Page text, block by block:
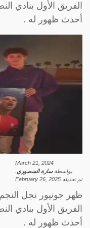
الفريق الأول بنادي
أحدث ظهور له .
March 21, 2024
بواسطةسارة المنصوري
تم تعديله February 26, 2025
ظهر جونيور نجل النجم
الفريق الأول بنادي
أحدث ظهور له .